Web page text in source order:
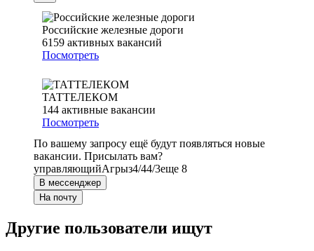
Российские железные дороги
6159 активных вакансий
Посмотреть
ТАТТЕЛЕКОМ
144 активные вакансии
Посмотреть
По вашему запросу ещё будут появляться новые
вакансии. Присылать вам?
управляющийАгрыз4/44/3еще 8
В мессенджер
На почту
Другие пользователи ищут